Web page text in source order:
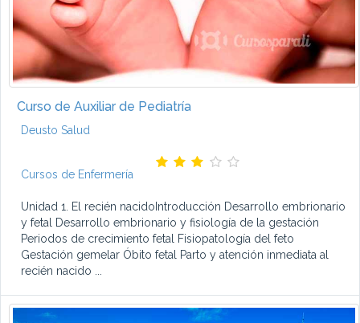
Curso de Auxiliar de Pediatría
Deusto Salud
Cursos de Enfermería
Unidad 1. El recién nacidoIntroducción Desarrollo embrionario
y fetal Desarrollo embrionario y fisiología de la gestación
Periodos de crecimiento fetal Fisiopatología del feto
Gestación gemelar Óbito fetal Parto y atención inmediata al
recién nacido ...